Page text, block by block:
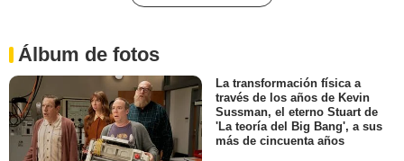
Álbum de fotos
La transformación física a
través de los años de Kevin
Sussman, el eterno Stuart de
'La teoría del Big Bang', a sus
más de cincuenta años